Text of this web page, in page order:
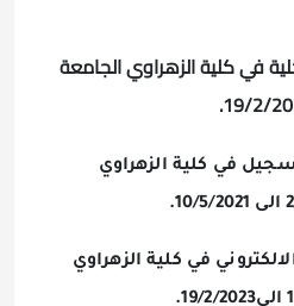
في كلية الزهراوي الجامعة
في كلية الزهراوي
.
في كلية الزهراوي